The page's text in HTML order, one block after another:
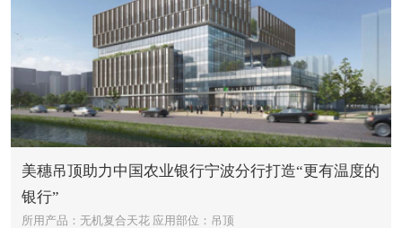
美穗吊顶助力中国农业银行宁波分行打造“更有温度的
银行”
所用产品：无机复合天花 应用部位：吊顶